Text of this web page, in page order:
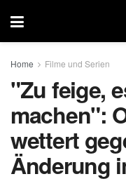
Home Filme und Serien
"Zu feige,
machen":
wettert
Änderung